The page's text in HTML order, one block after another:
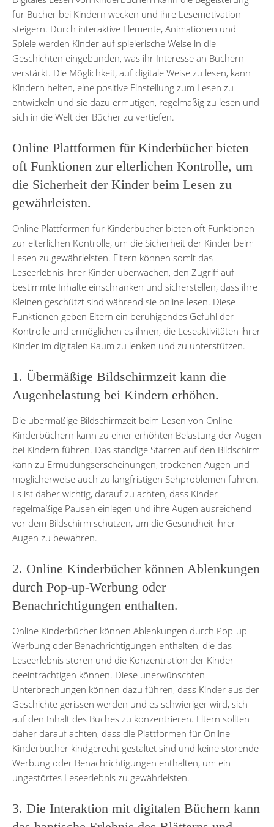
für Bücher bei Kindern wecken und ihre Lesemotivation
steigern. Durch interaktive Elemente, Animationen und
Spiele werden Kinder auf spielerische Weise in die
Geschichten eingebunden, was ihr Interesse an Büchern
verstärkt. Die Möglichkeit, auf digitale Weise zu lesen, kann
Kindern helfen, eine positive Einstellung zum Lesen zu
entwickeln und sie dazu ermutigen, regelmäßig zu lesen und
sich in die Welt der Bücher zu vertiefen.
Online Plattformen für Kinderbücher bieten
oft Funktionen zur elterlichen Kontrolle, um
die Sicherheit der Kinder beim Lesen zu
gewährleisten.
Online Plattformen für Kinderbücher bieten oft Funktionen
zur elterlichen Kontrolle, um die Sicherheit der Kinder beim
Lesen zu gewährleisten. Eltern können somit das
Leseerlebnis ihrer Kinder überwachen, den Zugriff auf
bestimmte Inhalte einschränken und sicherstellen, dass ihre
Kleinen geschützt sind während sie online lesen. Diese
Funktionen geben Eltern ein beruhigendes Gefühl der
Kontrolle und ermöglichen es ihnen, die Leseaktivitäten ihrer
Kinder im digitalen Raum zu lenken und zu unterstützen.
1. Übermäßige Bildschirmzeit kann die
Augenbelastung bei Kindern erhöhen.
Die übermäßige Bildschirmzeit beim Lesen von Online
Kinderbüchern kann zu einer erhöhten Belastung der Augen
bei Kindern führen. Das ständige Starren auf den Bildschirm
kann zu Ermüdungserscheinungen, trockenen Augen und
möglicherweise auch zu langfristigen Sehproblemen führen.
Es ist daher wichtig, darauf zu achten, dass Kinder
regelmäßige Pausen einlegen und ihre Augen ausreichend
vor dem Bildschirm schützen, um die Gesundheit ihrer
Augen zu bewahren.
2. Online Kinderbücher können Ablenkungen
durch Pop-up-Werbung oder
Benachrichtigungen enthalten.
Online Kinderbücher können Ablenkungen durch Pop-up-
Werbung oder Benachrichtigungen enthalten, die das
Leseerlebnis stören und die Konzentration der Kinder
beeinträchtigen können. Diese unerwünschten
Unterbrechungen können dazu führen, dass Kinder aus der
Geschichte gerissen werden und es schwieriger wird, sich
auf den Inhalt des Buches zu konzentrieren. Eltern sollten
daher darauf achten, dass die Plattformen für Online
Kinderbücher kindgerecht gestaltet sind und keine störende
Werbung oder Benachrichtigungen enthalten, um ein
ungestörtes Leseerlebnis zu gewährleisten.
3. Die Interaktion mit digitalen Büchern kann